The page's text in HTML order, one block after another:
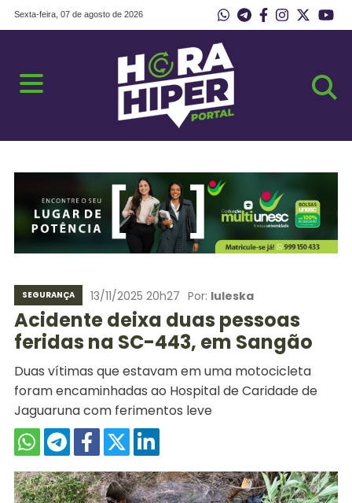
Sexta-feira, 07 de agosto de 2026
SEGURANÇA 13/11/2025 20h27 Por: Iuleska
Acidente deixa duas pessoas
feridas na SC-443, em Sangão
Duas vítimas que estavam em uma motocicleta
foram encaminhadas ao Hospital de Caridade de
Jaguaruna com ferimentos leve